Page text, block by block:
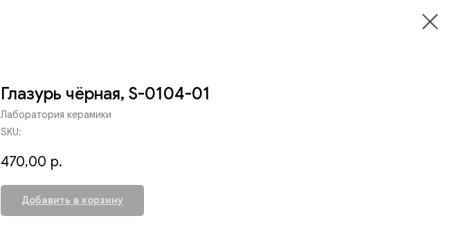
Глазурь чёрная, S-0104-01
Лаборатория керамики
SKU:
470,00 р.
Добавить в корзину